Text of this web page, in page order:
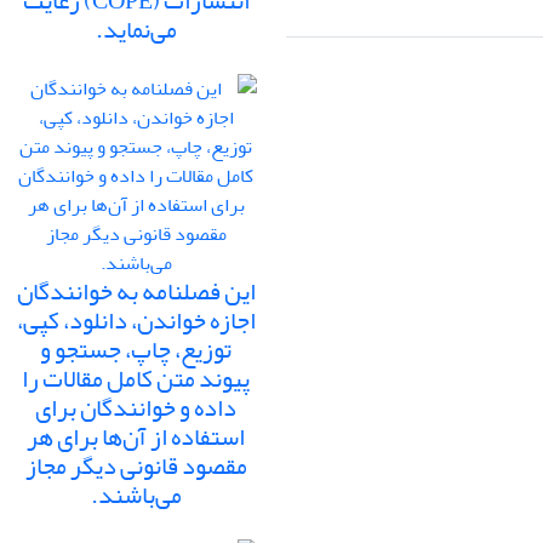
می‌نماید.
این فصلنامه به خوانندگان
اجازه خواندن، دانلود، کپی،
توزیع، چاپ، جستجو و
پیوند متن کامل مقالات را
داده و خوانندگان برای
استفاده از آن‌ها برای هر
مقصود قانونی دیگر مجاز
می‌باشند.